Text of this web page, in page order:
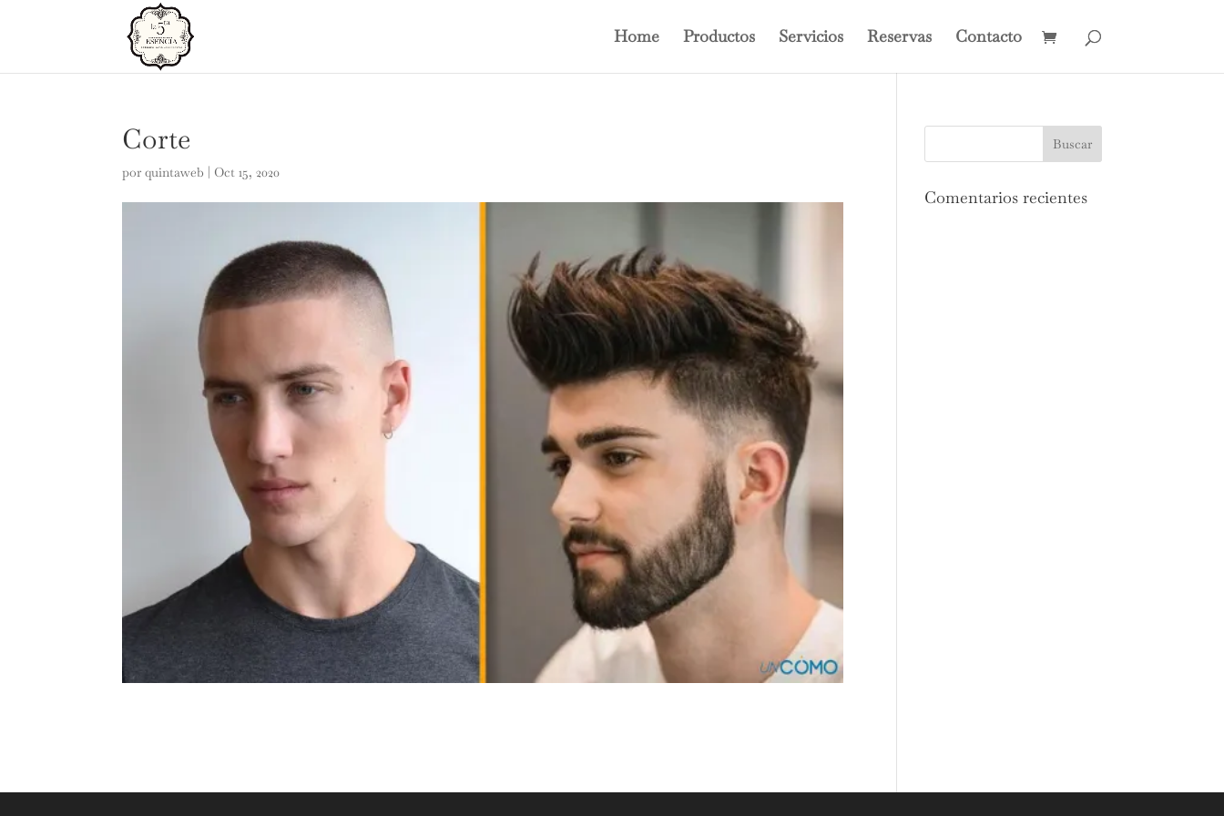
Home Productos Servicios Reservas Contacto
Corte
porquintaweb | Oct 15, 2020
Comentarios recientes